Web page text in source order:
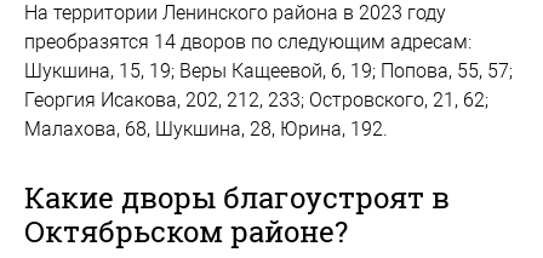
На территории Ленинского района в 2023 году
преобразятся 14 дворов по следующим адресам:
Шукшина, 15, 19; Веры Кащеевой, 6, 19; Попова, 55, 57;
Георгия Исакова, 202, 212, 233; Островского, 21, 62;
Малахова, 68, Шукшина, 28, Юрина, 192.
Какие дворы благоустроят в
Октябрьском районе?